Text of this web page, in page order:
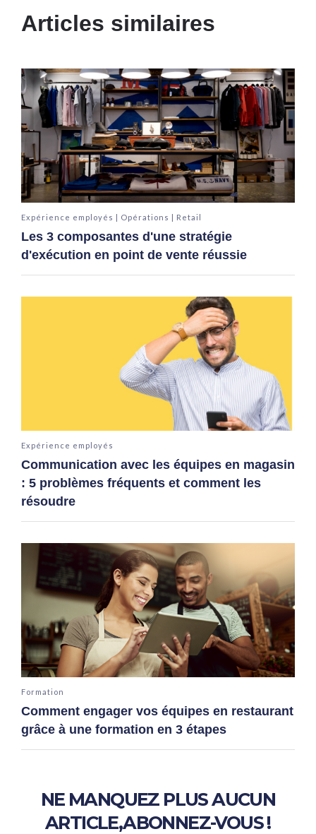
Articles similaires
Expérience employés | Opérations | Retail
Les 3 composantes d'une stratégie
d'exécution en point de vente réussie
Expérience employés
Communication avec les équipes en magasin
: 5 problèmes fréquents et comment les
résoudre
Formation
Comment engager vos équipes en restaurant
grâce à une formation en 3 étapes
NE MANQUEZ PLUS AUCUN
ARTICLE,ABONNEZ-VOUS !